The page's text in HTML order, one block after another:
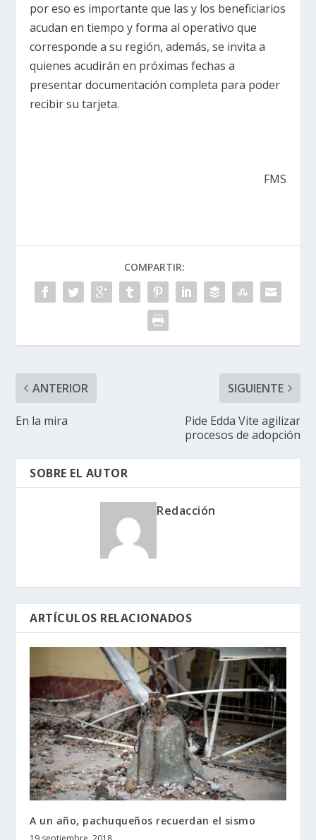
por eso es importante que las y los beneficiarios
acudan en tiempo y forma al operativo que
corresponde a su región, además, se invita a
quienes acudirán en próximas fechas a
presentar documentación completa para poder
recibir su tarjeta.
FMS
COMPARTIR:
ANTERIOR
En la mira
SIGUIENTE
Pide Edda Vite agilizar
procesos de adopción
SOBRE EL AUTOR
Redacción
ARTÍCULOS RELACIONADOS
A un año, pachuqueños recuerdan el sismo